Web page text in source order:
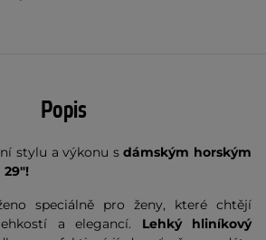
Popis
stylu a výkonu sdámským horským
29"!
speciálně pro ženy, které chtějí
a elegancí. Lehký hliníkový